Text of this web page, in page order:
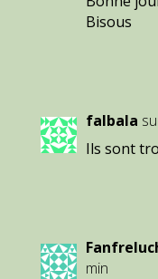
Bisous
falbala
Ils sont
min